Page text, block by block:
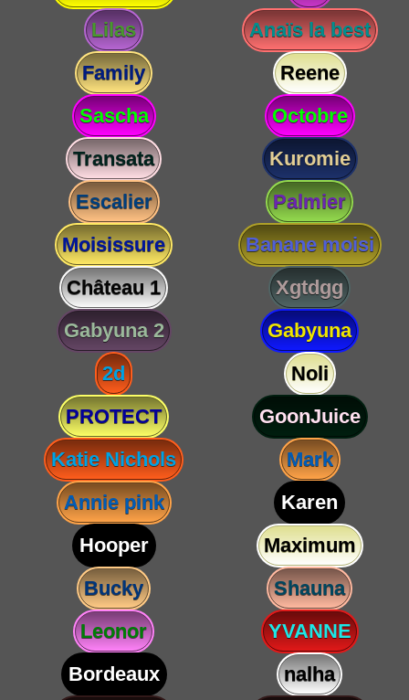
Lilas
Anaïs la best
Family
Reene
Sascha
Octobre
Transata
Kuromie
Escalier
Palmier
Moisissure
Banane moisi
Château 1
Xgtdgg
Gabyuna 2
Gabyuna
2d
Noli
PROTECT
GoonJuice
Katie Nichols
Mark
Annie pink
Karen
Hooper
Maximum
Bucky
Shauna
Leonor
YVANNE
Bordeaux
nalha